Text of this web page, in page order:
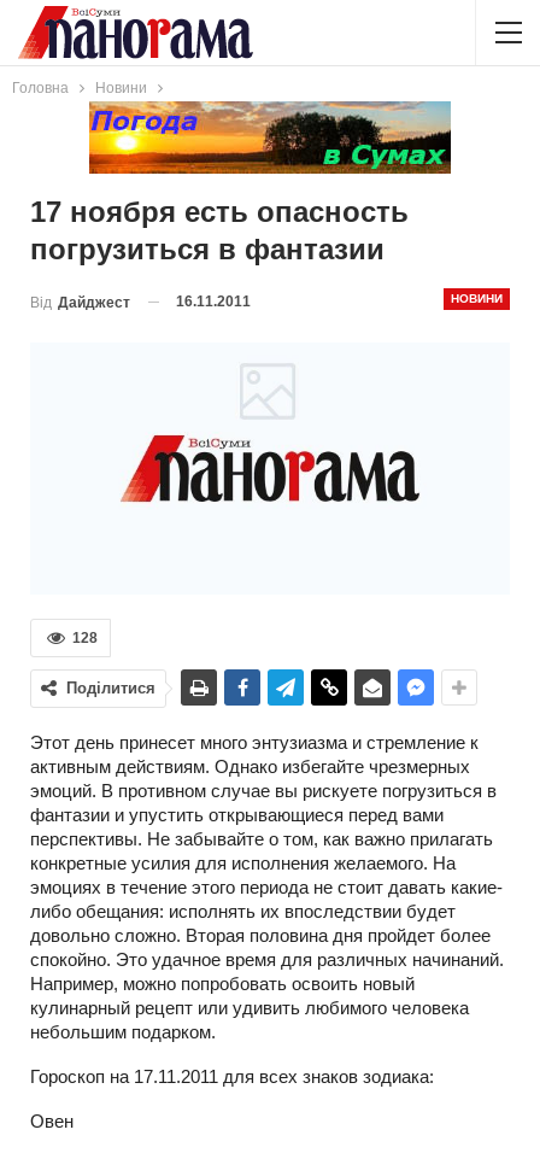
Головна Новини
17 ноября есть опасность
погрузиться в фантазии
НОВИНИ
Від Дайджест 16.11.2011
128
Поділитися
Этот день принесет много энтузиазма и стремление к
активным действиям. Однако избегайте чрезмерных
эмоций. В противном случае вы рискуете погрузиться в
фантазии и упустить открывающиеся перед вами
перспективы. Не забывайте о том, как важно прилагать
конкретные усилия для исполнения желаемого. На
эмоциях в течение этого периода не стоит давать какие-
либо обещания: исполнять их впоследствии будет
довольно сложно. Вторая половина дня пройдет более
спокойно. Это удачное время для различных начинаний.
Например, можно попробовать освоить новый
кулинарный рецепт или удивить любимого человека
небольшим подарком.
Гороскоп на 17.11.2011 для всех знаков зодиака:
Овен